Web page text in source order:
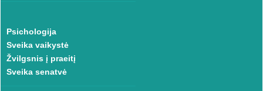
Psichologija
Sveika vaikystė
Žvilgsnis į praeitį
Sveika senatvė